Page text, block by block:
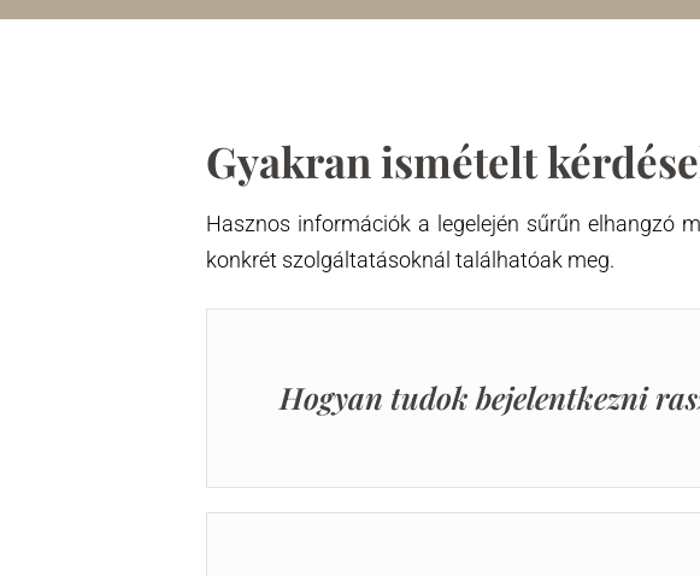
Gyakran ismételt
Hasznos információk a legelején sűrűn elhangzó
konkrét szolgáltatásoknál találhatóak meg.
Hogyan tudok bejelentkezni